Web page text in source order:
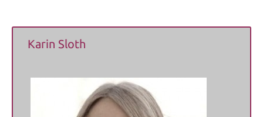
Karin Sloth